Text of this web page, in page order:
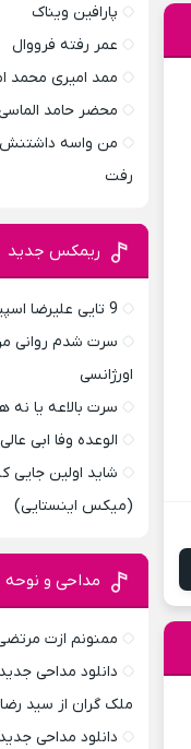
پارافين ویناک
عمر رفته فرووال
ممد امیری محمد
محضر حامد
من واسه داشتنش
رفت
ریمکس جدید
9 تایی علیرضا اسپید
سرت شدم روانی
اورژانسی
سرت بالاعه یا نه
الوعده وفا ابی عالی
شاید اولین جایی
(میکس اینستایی)
مداحی و نوحه
ممنونم ازت
دانلود مداحی
ملک گران از سید
دانلود مداحی